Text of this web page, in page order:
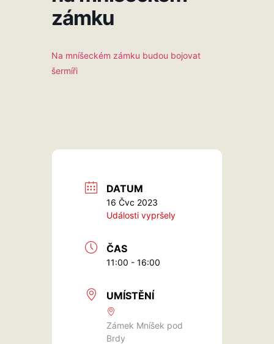
zámku
Na mníšeckém zámku budou bojovat
šermíři
DATUM
16 Čvc 2023
Události vypršely
ČAS
11:00 - 16:00
UMÍSTĚNÍ
Zámek Mníšek pod
Brdy